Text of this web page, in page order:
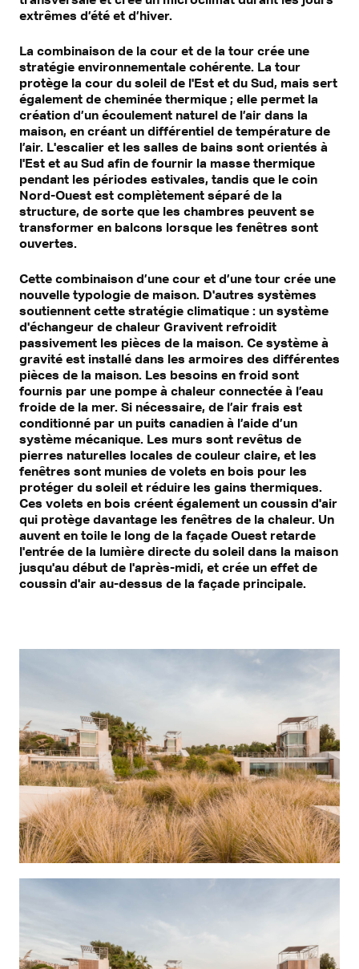
extrêmes d’été et d’hiver.
La combinaison de la cour et de la tour crée une
stratégie environnementale cohérente. La tour
protège la cour du soleil de l'Est et du Sud, mais sert
également de cheminée thermique ; elle permet la
création d’un écoulement naturel de l’air dans la
maison, en créant un différentiel de température de
l’air. L'escalier et les salles de bains sont orientés à
l'Est et au Sud afin de fournir la masse thermique
pendant les périodes estivales, tandis que le coin
Nord-Ouest est complètement séparé de la
structure, de sorte que les chambres peuvent se
transformer en balcons lorsque les fenêtres sont
ouvertes.
Cette combinaison d’une cour et d’une tour crée une
nouvelle typologie de maison. D'autres systèmes
soutiennent cette stratégie climatique : un système
d'échangeur de chaleur Gravivent refroidit
passivement les pièces de la maison. Ce système à
gravité est installé dans les armoires des différentes
pièces de la maison. Les besoins en froid sont
fournis par une pompe à chaleur connectée à l’eau
froide de la mer. Si nécessaire, de l’air frais est
conditionné par un puits canadien à l’aide d’un
système mécanique. Les murs sont revêtus de
pierres naturelles locales de couleur claire, et les
fenêtres sont munies de volets en bois pour les
protéger du soleil et réduire les gains thermiques.
Ces volets en bois créent également un coussin d'air
qui protège davantage les fenêtres de la chaleur. Un
auvent en toile le long de la façade Ouest retarde
l'entrée de la lumière directe du soleil dans la maison
jusqu'au début de l'après-midi, et crée un effet de
coussin d'air au-dessus de la façade principale.